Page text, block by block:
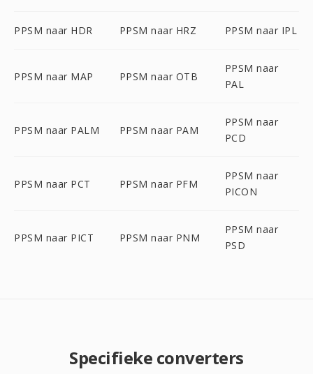
PPSM naar HDR PPSM naar HRZ PPSM naar IPL
PPSM naar MAP PPSM naar OTB
PPSM naar
PAL
PPSM naar PALM PPSM naar PAM
PPSM naar
PCD
PPSM naar PCT PPSM naar PFM
PPSM naar
PICON
PPSM naar PICT PPSM naar PNM
PPSM naar
PSD
Specifieke converters